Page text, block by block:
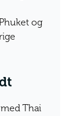
og
Thai